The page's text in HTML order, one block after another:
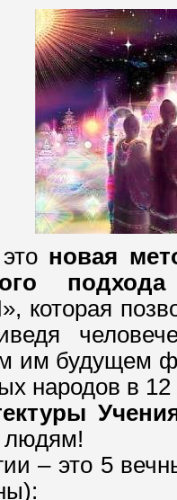
новая
им будущем
народов в
людям!
– это 5